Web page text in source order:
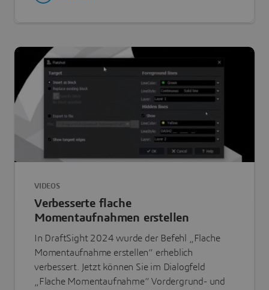
VIDEOS
Verbesserte flache
Momentaufnahmen erstellen
In DraftSight 2024 wurde der Befehl „Flache
Momentaufnahme erstellen“ erheblich
verbessert. Jetzt können Sie im Dialogfeld
„Flache Momentaufnahme“ Vordergrund- und